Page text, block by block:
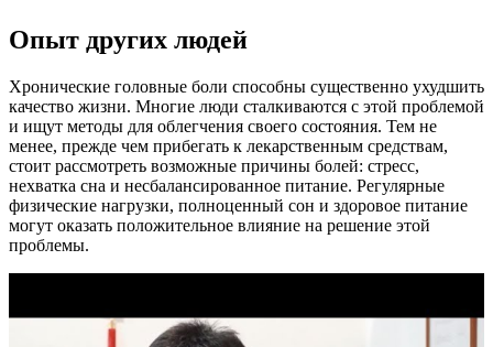
Опыт других людей
Хронические головные боли способны существенно ухудшить
качество жизни. Многие люди сталкиваются с этой проблемой
и ищут методы для облегчения своего состояния. Тем не
менее, прежде чем прибегать к лекарственным средствам,
стоит рассмотреть возможные причины болей: стресс,
нехватка сна и несбалансированное питание. Регулярные
физические нагрузки, полноценный сон и здоровое питание
могут оказать положительное влияние на решение этой
проблемы.